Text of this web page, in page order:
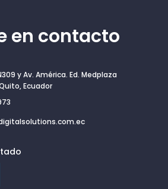
en contacto
y Av. América. Ed. Medplaza
Ecuador